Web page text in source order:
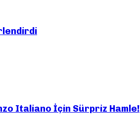
Italiano İçin Sürpriz Hamle!